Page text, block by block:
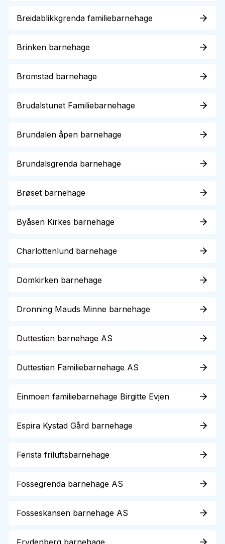
Breidablikkgrenda familiebarnehage
Brinken barnehage
Bromstad barnehage
Brudalstunet Familiebarnehage
Brundalen åpen barnehage
Brundalsgrenda barnehage
Brøset barnehage
Byåsen Kirkes barnehage
Charlottenlund barnehage
Domkirken barnehage
Dronning Mauds Minne barnehage
Duttestien barnehage AS
Duttestien Familiebarnehage AS
Einmoen familiebarnehage Birgitte Evjen
Espira Kystad Gård barnehage
Ferista friluftsbarnehage
Fossegrenda barnehage AS
Fosseskansen barnehage AS
Frydenberg barnehage